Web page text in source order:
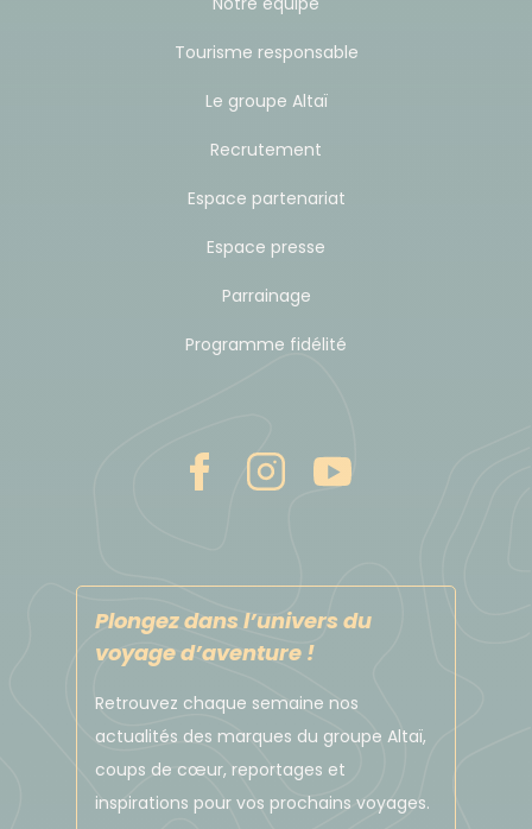
Tourisme responsable
Le groupe Altaï
Recrutement
Espace partenariat
Espace presse
Parrainage
Programme fidélité
Plongez dans l’univers du
voyage d’aventure !
Retrouvez chaque semaine nos
actualités des marques du groupe Altaï,
coups de cœur, reportages et
inspirations pour vos prochains voyages.